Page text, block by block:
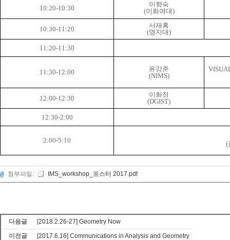
10:20-10:30
이향숙
(이화여대)
10:30-11:20
서재홍
(명지대)
11:20-11:30
11:30-12:00
윤강준
(NIMS)
12:00-12:30
이화정
(DGIST)
12:30-2:00
2:00-5:10 (
첨부파일: IMS_workshop_포스터 2017.pdf
다음글
[2018.2.26-27] Geometry Now
이전글
[2017.6.16] Communications in Analysis and Geometry